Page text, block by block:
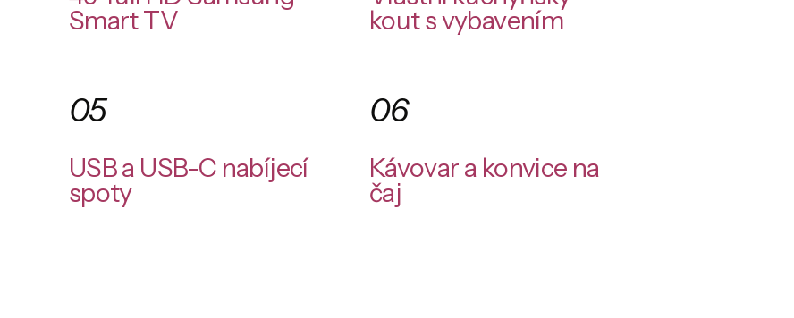
Smart TV
kout s vybavením
05
USB a USB-C nabíjecí
spoty
06
Kávovar a konvice na
čaj